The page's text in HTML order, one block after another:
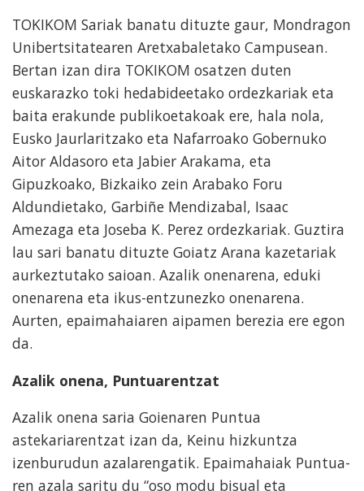
TOKIKOM Sariak banatu dituzte gaur, Mondragon
Unibertsitatearen Aretxabaletako Campusean.
Bertan izan dira TOKIKOM osatzen duten
euskarazko toki hedabideetako ordezkariak eta
baita erakunde publikoetakoak ere, hala nola,
Eusko Jaurlaritzako eta Nafarroako Gobernuko
Aitor Aldasoro eta Jabier Arakama, eta
Gipuzkoako, Bizkaiko zein Arabako Foru
Aldundietako, Garbiñe Mendizabal, Isaac
Amezaga eta Joseba K. Perez ordezkariak. Guztira
lau sari banatu dituzte Goiatz Arana kazetariak
aurkeztutako saioan. Azalik onenarena, eduki
onenarena eta ikus-entzunezko onenarena.
Aurten, epaimahaiaren aipamen berezia ere egon
da.
Azalik onena, Puntuarentzat
Azalik onena saria Goienaren Puntua
astekariarentzat izan da, Keinu hizkuntza
izenburudun azalarengatik. Epaimahaiak Puntua-
ren azala saritu du “oso modu bisual eta